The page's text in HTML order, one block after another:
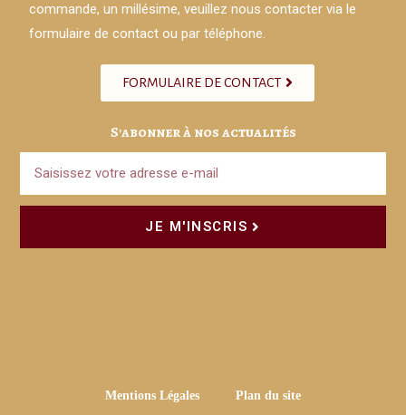
commande, un millésime, veuillez nous contacter via le
formulaire de contact ou par téléphone.
FORMULAIRE DE CONTACT
S'abonner à nos actualités
JE M'INSCRIS
Mentions Légales Plan du site